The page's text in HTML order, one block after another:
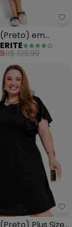
(Xadrez
em
R$ 129,99
(Xadrez
Plus Size